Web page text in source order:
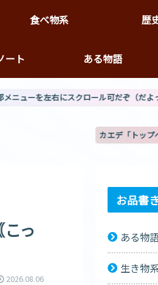
食べ物系 歴
ート ある物語
（だよっ）」
「トップページ↓の気まぐれおしゃべりが
っ
2026.08.06
お品書
ある物
生き物